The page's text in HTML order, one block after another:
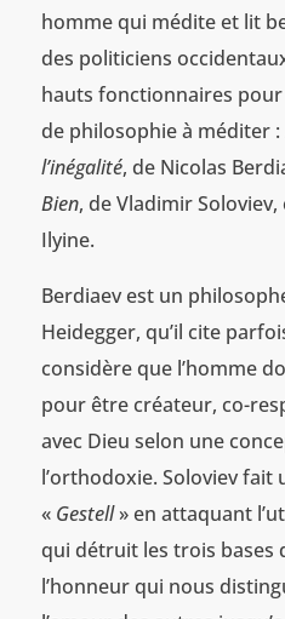
homme qui médite et lit
des politiciens
hauts fonctionnaires
de philosophie à méditer :
l’inégalité, de Nicolas
Bien, de Vladimir Soloviev,
Ilyine.
Berdiaev est un
Heidegger, qu’il cite
considère que l’homme
pour être créateur, co-
avec Dieu selon une
l’orthodoxie. Soloviev fait
« Gestell» en attaquant
qui détruit les trois bases
l’honneur qui nous